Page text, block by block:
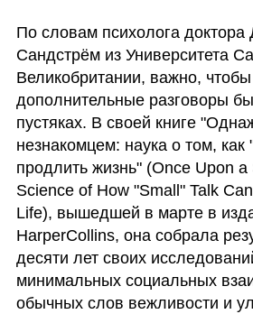
По словам психолога
Сандстрём из Университета
Великобритании, важно, чтобы
дополнительные разговоры
пустяках. В своей книге
незнакомцем: наука о том, как
продлить жизнь" (Once Upon
Science of How "Small" Talk
Life), вышедшей в марте в
HarperCollins, она собрала
десяти лет своих
минимальных социальных
обычных слов вежливости и